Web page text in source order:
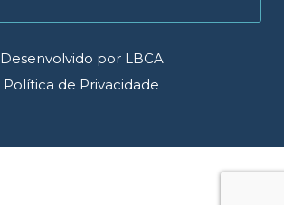
Desenvolvido por LBCA
Política de Privacidade